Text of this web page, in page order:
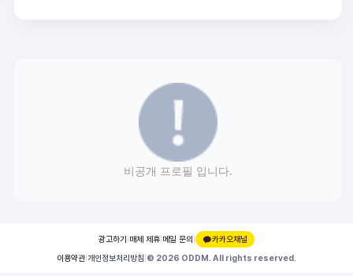
비공개 프로필 입니다.
광고하기 매체 제휴 메일 문의 |
카카오채널
이용약관 개인정보처리방침 © 2026 ODDM. All rights reserved.